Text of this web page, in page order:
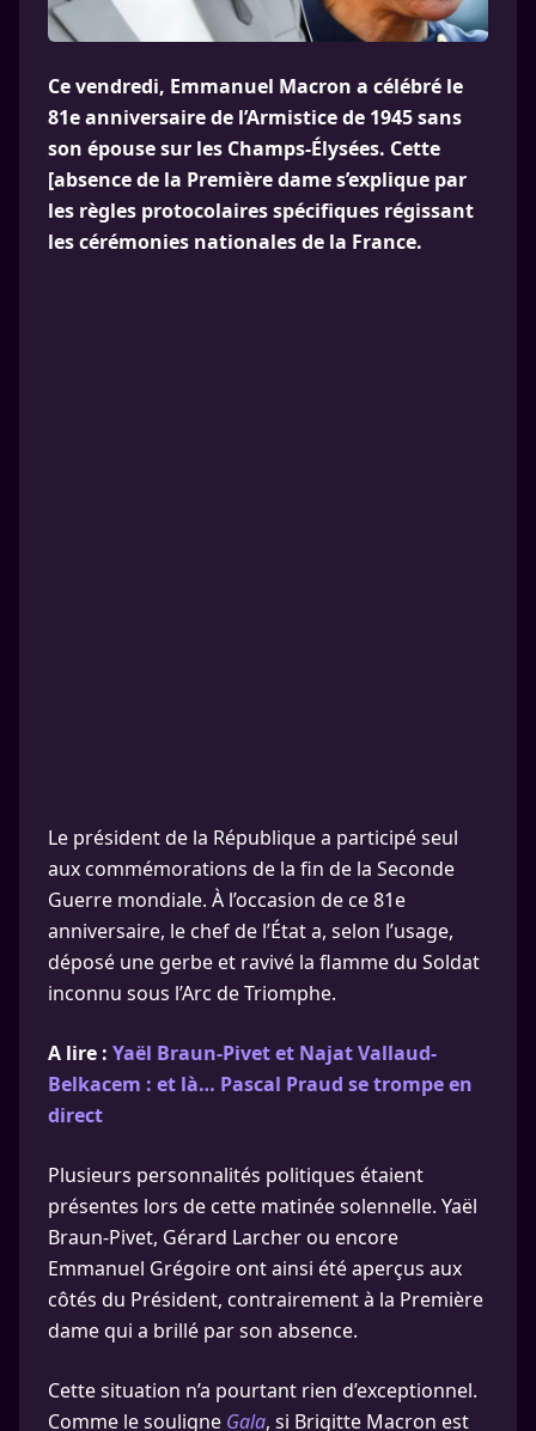
Ce vendredi, Emmanuel Macron a célébré le
81e anniversaire de l’Armistice de 1945 sans
son épouse sur les Champs-Élysées. Cette
[absence de la Première dame s’explique par
les règles protocolaires spécifiques régissant
les cérémonies nationales de la France.
Le président de la République a participé seul
aux commémorations de la fin de la Seconde
Guerre mondiale. À l’occasion de ce 81e
anniversaire, le chef de l’État a, selon l’usage,
déposé une gerbe et ravivé la flamme du Soldat
inconnu sous l’Arc de Triomphe.
A lire : Yaël Braun-Pivet et Najat Vallaud-
Belkacem : et là… Pascal Praud se trompe en
direct
Plusieurs personnalités politiques étaient
présentes lors de cette matinée solennelle. Yaël
Braun-Pivet, Gérard Larcher ou encore
Emmanuel Grégoire ont ainsi été aperçus aux
côtés du Président, contrairement à la Première
dame qui a brillé par son absence.
Cette situation n’a pourtant rien d’exceptionnel.
Comme le souligne Gala, si Brigitte Macron est